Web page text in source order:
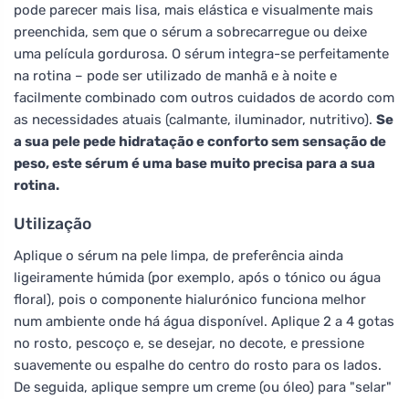
pode parecer mais lisa, mais elástica e visualmente mais
preenchida, sem que o sérum a sobrecarregue ou deixe
uma película gordurosa. O sérum integra-se perfeitamente
na rotina – pode ser utilizado de manhã e à noite e
facilmente combinado com outros cuidados de acordo com
as necessidades atuais (calmante, iluminador, nutritivo). Se
a sua pele pede hidratação e conforto sem sensação de
peso, este sérum é uma base muito precisa para a sua
rotina.
Utilização
Aplique o sérum na pele limpa, de preferência ainda
ligeiramente húmida (por exemplo, após o tónico ou água
floral), pois o componente hialurónico funciona melhor
num ambiente onde há água disponível. Aplique 2 a 4 gotas
no rosto, pescoço e, se desejar, no decote, e pressione
suavemente ou espalhe do centro do rosto para os lados.
De seguida, aplique sempre um creme (ou óleo) para "selar"